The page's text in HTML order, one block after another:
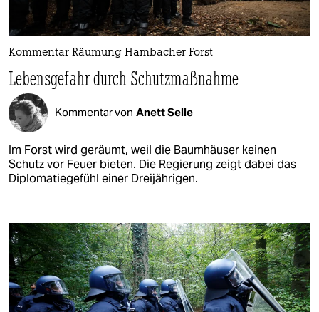
Kommentar Räumung Hambacher Forst
Lebensgefahr durch Schutzmaßnahme
Kommentar von Anett Selle
Im Forst wird geräumt, weil die Baumhäuser keinen
Schutz vor Feuer bieten. Die Regierung zeigt dabei das
Diplomatiegefühl einer Dreijährigen.